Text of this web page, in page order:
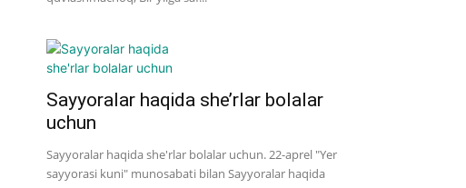
Sayyoralar haqida she’rlar bolalar
uchun
Sayyoralar haqida she'rlar bolalar uchun. 22-aprel "Yer
sayyorasi kuni" munosabati bilan Sayyoralar haqida